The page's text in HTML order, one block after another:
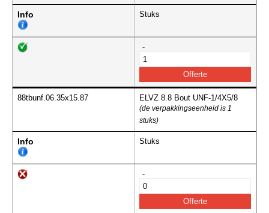
Info Stuks
-
88tbunf.06.35x15.87 ELVZ 8.8 Bout UNF-1/4X5/8
(de verpakkingseenheid is 1
stuks)
Info Stuks
-